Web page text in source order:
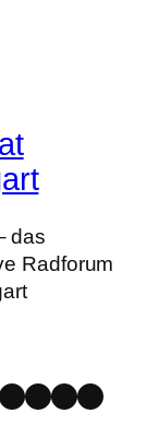
das
Radforum
Spotify
YouTube
Strava